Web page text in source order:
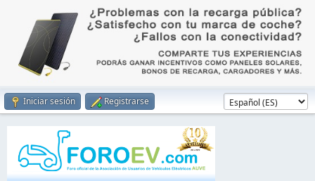
Iniciar sesión Registrarse